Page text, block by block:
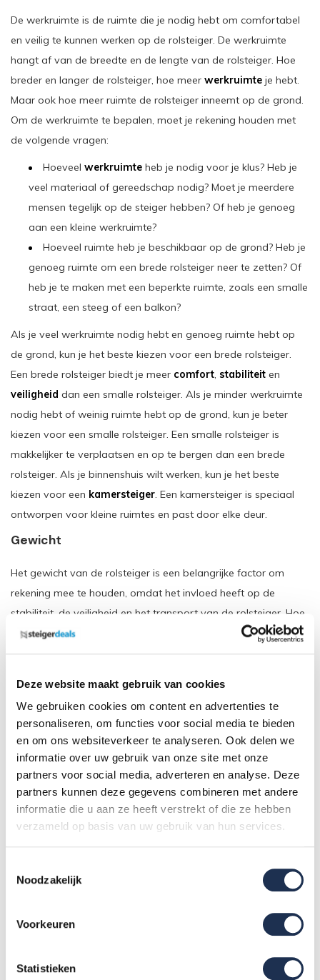
Deze website maakt gebruik van cookies
We gebruiken cookies om content en advertenties te
personaliseren, om functies voor social media te bieden
en om ons websiteverkeer te analyseren. Ook delen we
informatie over uw gebruik van onze site met onze
partners voor social media, adverteren en analyse. Deze
partners kunnen deze gegevens combineren met andere
informatie die u aan ze heeft verstrekt of die ze hebben
verzameld op basis van uw gebruik van hun services.
Noodzakelijk
Voorkeuren
Statistieken
De werkruimte is de ruimte die je nodig hebt om comfortabel
en veilig te kunnen werken op de rolsteiger. De werkruimte
hangt af van de breedte en de lengte van de rolsteiger. Hoe
breder en langer de rolsteiger, hoe meer werkruimte je hebt.
Maar ook hoe meer ruimte de rolsteiger inneemt op de grond.
Om de werkruimte te bepalen, moet je rekening houden met
de volgende vragen:
Hoeveel werkruimte heb je nodig voor je klus? Heb je
veel materiaal of gereedschap nodig? Moet je meerdere
mensen tegelijk op de steiger hebben? Of heb je genoeg
aan een kleine werkruimte?
Hoeveel ruimte heb je beschikbaar op de grond? Heb je
genoeg ruimte om een brede rolsteiger neer te zetten? Of
heb je te maken met een beperkte ruimte, zoals een smalle
straat, een steeg of een balkon?
Als je veel werkruimte nodig hebt en genoeg ruimte hebt op
de grond, kun je het beste kiezen voor een brede rolsteiger.
Een brede rolsteiger biedt je meer comfort, stabiliteit en
veiligheid dan een smalle rolsteiger. Als je minder werkruimte
nodig hebt of weinig ruimte hebt op de grond, kun je beter
kiezen voor een smalle rolsteiger. Een smalle rolsteiger is
makkelijker te verplaatsen en op te bergen dan een brede
rolsteiger. Als je binnenshuis wilt werken, kun je het beste
kiezen voor een kamersteiger. Een kamersteiger is speciaal
ontworpen voor kleine ruimtes en past door elke deur.
Gewicht
Het gewicht van de rolsteiger is een belangrijke factor om
rekening mee te houden, omdat het invloed heeft op de
stabiliteit, de veiligheid en het transport van de rolsteiger. Hoe
zwaarder de rolsteiger, hoe stabieler en
veiligerhij is. Maar
ook hoe moeilijker hij te verplaatsen en te vervoeren is. Om het
met de volgende vragen:
Hoeveel gewicht moet de rolsteiger kunnen dragen?
Hoeveel weeg je zelf? Hoeveel weegt je materiaal of
gereedschap? Hoeveel mensen moeten er op de steiger
kunnen staan?
Hoe vaak moet je de rolsteiger verplaatsen of
vervoeren? Moet je de rolsteiger vaak van locatie naar
Als je veel gewicht moet kunnen dragen en de rolsteiger niet
kiezen voor een zware rolsteiger. Een zware rolsteiger is
gewicht moet kunnen dragen en de rolsteiger vaak moet